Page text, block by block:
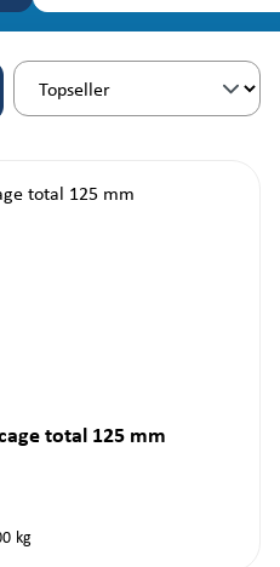
total 125 mm
kg